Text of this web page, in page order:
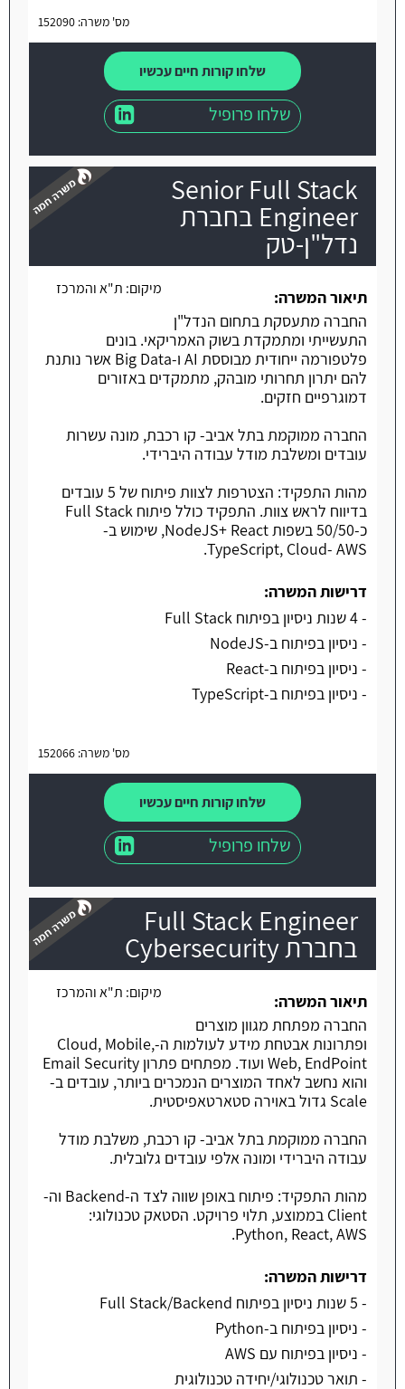
מס' משרה: 152090
שלחו קורות חיים עכשיו
שלחו פרופיל
Senior Full Stack
Engineer בחברת
נדל"ן-טק
משרה חמה
מיקום: ת"א והמרכז
תיאור המשרה:
החברה מתעסקת בתחום הנדל"ן
התעשייתי ומתמקדת בשוק האמריקאי. בונים
פלטפורמה ייחודית מבוססת AI ו-Big Data אשר נותנת
להם יתרון תחרותי מובהק, מתמקדים באזורים
דמוגרפיים חזקים.
החברה ממוקמת בתל אביב- קו רכבת, מונה עשרות
עובדים ומשלבת מודל עבודה היברידי.
מהות התפקיד: הצטרפות לצוות פיתוח של 5 עובדים
בדיווח לראש צוות. התפקיד כולל פיתוח Full Stack
כ-50/50 בשפות NodeJS+ React, שימוש ב-
TypeScript, Cloud- AWS.
דרישות המשרה:
- 4 שנות ניסיון בפיתוח Full Stack
- ניסיון בפיתוח ב-NodeJS
- ניסיון בפיתוח ב-React
- ניסיון בפיתוח ב-TypeScript
מס' משרה: 152066
שלחו קורות חיים עכשיו
שלחו פרופיל
Full Stack Engineer
בחברת Cybersecurity
משרה חמה מיקום: ת"א והמרכז
תיאור המשרה:
החברה מפתחת מגוון מוצרים
ופתרונות אבטחת מידע לעולמות ה-Cloud, Mobile,
Web, EndPoint ועוד. מפתחים פתרון Email Security
והוא נחשב לאחד המוצרים הנמכרים ביותר, עובדים ב-
Scale גדול באוירה סטארטאפיסטית.
החברה ממוקמת בתל אביב- קו רכבת, משלבת מודל
עבודה היברידי ומונה אלפי עובדים גלובלית.
מהות התפקיד: פיתוח באופן שווה לצד ה-Backend וה-
Client בממוצע, תלוי פרויקט. הסטאק טכנולוגי:
Python, React, AWS.
דרישות המשרה:
- 5 שנות ניסיון בפיתוח Full Stack/Backend
- ניסיון בפיתוח ב-Python
- ניסיון בפיתוח עם AWS
- תואר טכנולוגי/יחידה טכנולוגית